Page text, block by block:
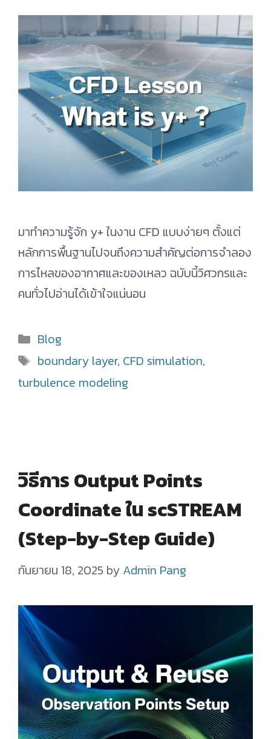
มาทำความรู้จัก y+ ในงาน CFD แบบง่ายๆ ตั้งแต่
หลักการพื้นฐานไปจนถึงความสำคัญต่อการจำลอง
การไหลของอากาศและของเหลว ฉบับนี้วิศวกรและ
คนทั่วไปอ่านได้เข้าใจแน่นอน
Categories
Blog
Tags
boundary layer, CFD simulation,
turbulence modeling
วิธีการ Output Points
Coordinate ใน scSTREAM
(Step-by-Step Guide)
กันยายน 18, 2025 by Admin Pang